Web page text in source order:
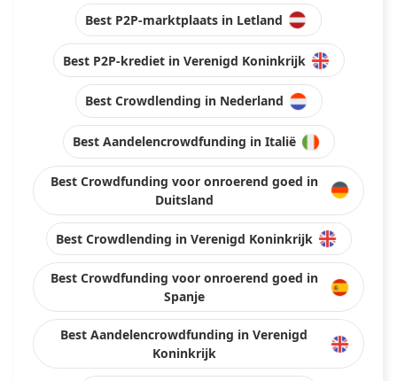
Best P2P-marktplaats in Letland
Best P2P-krediet in Verenigd Koninkrijk
Best Crowdlending in Nederland
Best Aandelencrowdfunding in Italië
Best Crowdfunding voor onroerend goed in
Duitsland
Best Crowdlending in Verenigd Koninkrijk
Best Crowdfunding voor onroerend goed in
Spanje
Best Aandelencrowdfunding in Verenigd
Koninkrijk